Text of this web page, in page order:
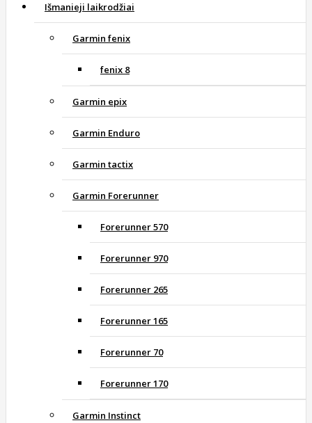
Išmanieji laikrodžiai
Garmin fenix
fenix 8
Garmin epix
Garmin Enduro
Garmin tactix
Garmin Forerunner
Forerunner 570
Forerunner 970
Forerunner 265
Forerunner 165
Forerunner 70
Forerunner 170
Garmin Instinct